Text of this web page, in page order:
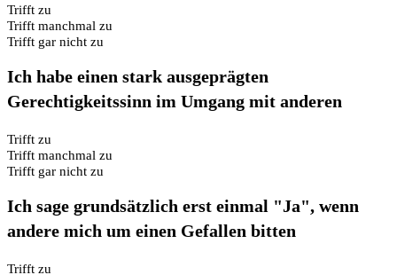
Trifft zu
Trifft manchmal zu
Trifft gar nicht zu
Ich habe einen stark ausgeprägten
Gerechtigkeitssinn im Umgang mit anderen
Trifft zu
Trifft manchmal zu
Trifft gar nicht zu
Ich sage grundsätzlich erst einmal "Ja", wenn
andere mich um einen Gefallen bitten
Trifft zu